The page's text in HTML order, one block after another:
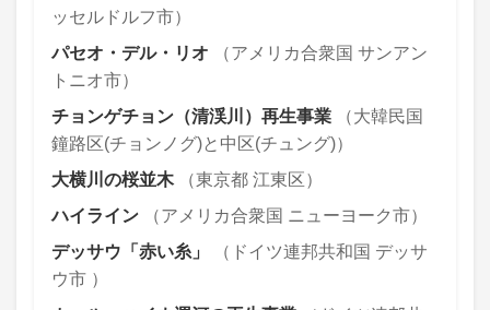
ッセルドルフ市）
パセオ・デル・リオ
（アメリカ合衆国 サンアン
トニオ市）
チョンゲチョン（清渓川）再生事業
（大韓民国
鐘路区(チョンノグ)と中区(チュング)）
大横川の桜並木
（東京都 江東区）
ハイライン
（アメリカ合衆国 ニューヨーク市）
デッサウ「赤い糸」
（ドイツ連邦共和国 デッサ
ウ市 ）